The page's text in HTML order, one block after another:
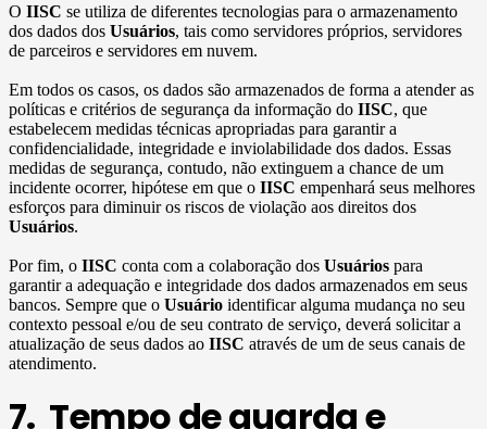
O IISC se utiliza de diferentes tecnologias para o armazenamento
dos dados dos Usuários, tais como servidores próprios, servidores
de parceiros e servidores em nuvem.
Em todos os casos, os dados são armazenados de forma a atender as
políticas e critérios de segurança da informação do IISC, que
estabelecem medidas técnicas apropriadas para garantir a
confidencialidade, integridade e inviolabilidade dos dados. Essas
medidas de segurança, contudo, não extinguem a chance de um
incidente ocorrer, hipótese em que o IISC empenhará seus melhores
esforços para diminuir os riscos de violação aos direitos dos
Usuários.
Por fim, o IISC conta com a colaboração dos Usuários para
garantir a adequação e integridade dos dados armazenados em seus
bancos. Sempre que o Usuário identificar alguma mudança no seu
contexto pessoal e/ou de seu contrato de serviço, deverá solicitar a
atualização de seus dados ao IISC através de um de seus canais de
atendimento.
7. Tempo de guarda e